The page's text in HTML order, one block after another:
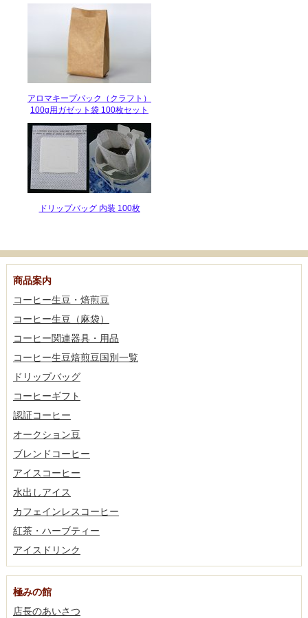
アロマキープパック（クラフト）
100g用ガゼット袋 100枚セット
ドリップバッグ 内装 100枚
商品案内
コーヒー生豆・焙煎豆
コーヒー生豆（麻袋）
コーヒー関連器具・用品
コーヒー生豆焙煎豆国別一覧
ドリップバッグ
コーヒーギフト
認証コーヒー
オークション豆
ブレンドコーヒー
アイスコーヒー
水出しアイス
カフェインレスコーヒー
紅茶・ハーブティー
アイスドリンク
極みの館
店長のあいさつ